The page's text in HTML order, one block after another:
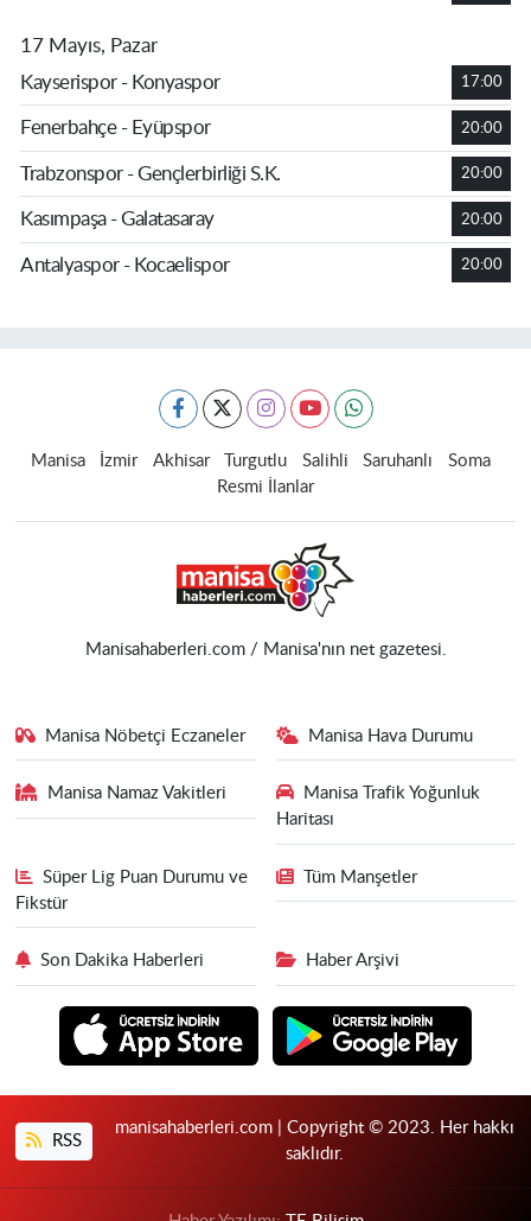
17 Mayıs, Pazar
Kayserispor - Konyaspor
17:00
Fenerbahçe - Eyüpspor 20:00
Trabzonspor - Gençlerbirliği S.K. 20:00
Kasımpaşa - Galatasaray 20:00
Antalyaspor - Kocaelispor 20:00
Manisa İzmir Akhisar Turgutlu Salihli Saruhanlı
Soma
Resmi İlanlar
Manisahaberleri.com / Manisa'nın net gazetesi.
Manisa Nöbetçi Eczaneler Manisa Hava Durumu
Manisa Namaz Vakitleri
Manisa Trafik Yoğunluk
Haritası
Süper Lig Puan Durumu ve
Fikstür
Tüm Manşetler
Son Dakika Haberleri Haber Arşivi
RSS
manisahaberleri.com | Copyright © 2023. Her hakkı
saklıdır.